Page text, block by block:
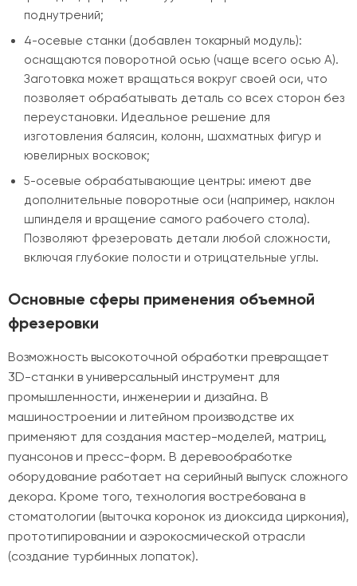
поднутрений;
4-осевые станки (добавлен токарный модуль):
оснащаются поворотной осью (чаще всего осью A).
Заготовка может вращаться вокруг своей оси, что
позволяет обрабатывать деталь со всех сторон без
переустановки. Идеальное решение для
изготовления балясин, колонн, шахматных фигур и
ювелирных восковок;
5-осевые обрабатывающие центры: имеют две
дополнительные поворотные оси (например, наклон
шпинделя и вращение самого рабочего стола).
Позволяют фрезеровать детали любой сложности,
включая глубокие полости и отрицательные углы.
Основные сферы применения объемной
фрезеровки
Возможность высокоточной обработки превращает
3D-станки в универсальный инструмент для
промышленности, инженерии и дизайна. В
машиностроении и литейном производстве их
применяют для создания мастер-моделей, матриц,
пуансонов и пресс-форм. В деревообработке
оборудование работает на серийный выпуск сложного
декора. Кроме того, технология востребована в
стоматологии (выточка коронок из диоксида циркония),
прототипировании и аэрокосмической отрасли
(создание турбинных лопаток).